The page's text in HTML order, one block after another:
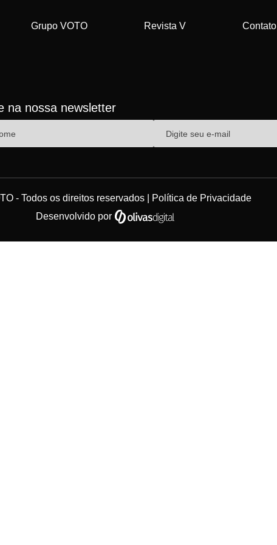
Grupo VOTO Revista V Contato
na nossa newsletter
- Todos os direitos reservados |
Política de Privacidade
Desenvolvido por